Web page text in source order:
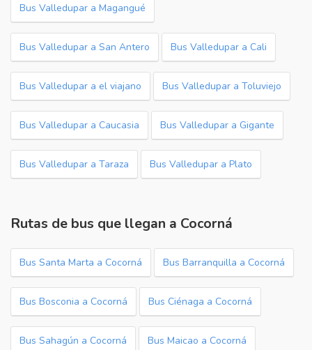
Bus Valledupar a Magangué
Bus Valledupar a San Antero Bus Valledupar a Cali
Bus Valledupar a el viajano Bus Valledupar a Toluviejo
Bus Valledupar a Caucasia Bus Valledupar a Gigante
Bus Valledupar a Taraza Bus Valledupar a Plato
Rutas de bus que llegan a Cocorná
Bus Santa Marta a Cocorná Bus Barranquilla a Cocorná
Bus Bosconia a Cocorná Bus Ciénaga a Cocorná
Bus Sahagún a Cocorná Bus Maicao a Cocorná